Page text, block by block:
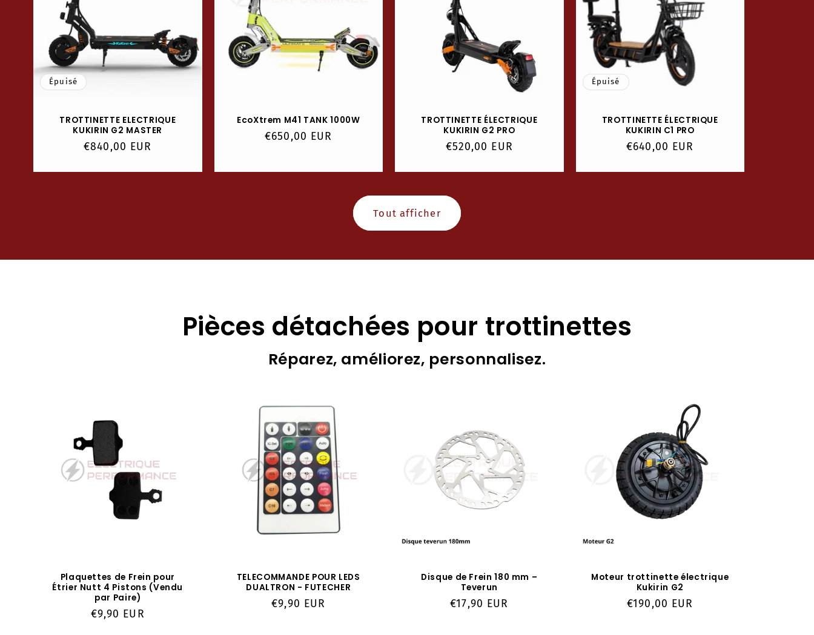
Épuisé
TROTTINETTE ELECTRIQUE
KUKIRIN G2 MASTER
Prix
€840,00 EUR
EcoXtrem M41 TANK 1000W
Prix
€650,00 EUR
TROTTINETTE ÉLECTRIQUE
KUKIRIN G2 PRO
Prix
€520,00 EUR
Épuisé
TROTTINETTE ÉLECTRIQUE
KUKIRIN C1 PRO
Prix
€640,00 EUR
Tout afficher
Pièces détachées pour trottinettes
Réparez, améliorez, personnalisez.
Plaquettes de Frein pour
Étrier Nutt 4 Pistons (Vendu
par Paire)
Prix
€9,90 EUR
TELECOMMANDE POUR LEDS
DUALTRON - FUTECHER
Prix
€9,90 EUR
Disque de Frein 180 mm –
Teverun
Prix
€17,90 EUR
Moteur trottinette électrique
Kukirin G2
Prix
€190,00 EUR